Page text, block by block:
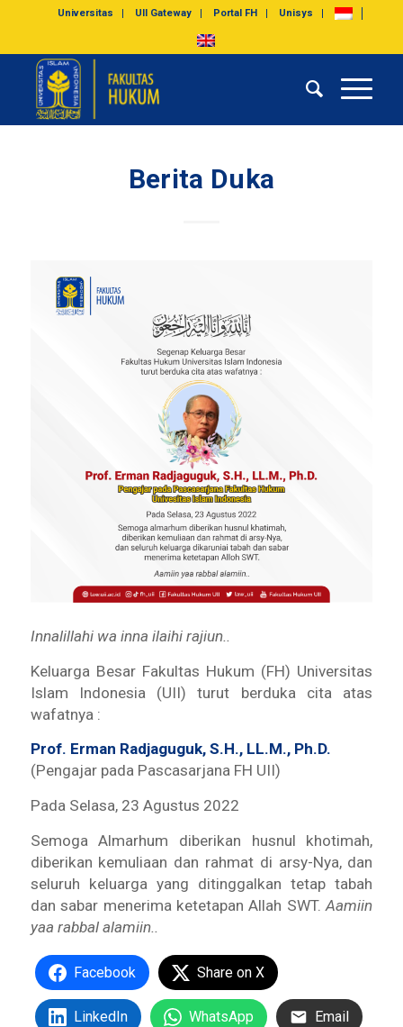
Universitas UII Gateway Portal FH Unisys
Berita Duka
Innalillahi wa inna ilaihi rajiun..
Keluarga Besar Fakultas Hukum (FH) Universitas
Islam Indonesia (UII) turut berduka cita atas
wafatnya :
Prof. Erman Radjaguguk, S.H., LL.M., Ph.D.
(Pengajar pada Pascasarjana FH UII)
Pada Selasa, 23 Agustus 2022
Semoga Almarhum diberikan husnul khotimah,
diberikan kemuliaan dan rahmat di arsy-Nya, dan
seluruh keluarga yang ditinggalkan tetap tabah
dan sabar menerima ketetapan Allah SWT.Aamiin
yaa rabbal alamiin..
Facebook Share on X
LinkedIn WhatsApp Email